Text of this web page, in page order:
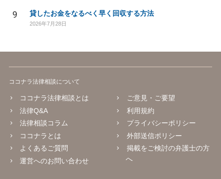
9 貸したお金をなるべく早く回収する方法
2026年7月28日
ココナラ法律相談について
ココナラ法律相談とは
法律Q&A
法律相談コラム
ココナラとは
よくあるご質問
運営へのお問い合わせ
ご意見・ご要望
利用規約
プライバシーポリシー
外部送信ポリシー
掲載をご検討の弁護士の方
へ